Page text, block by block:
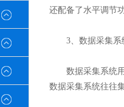
还配备了水平调节
3、数据采集系
数据采集系统用
数据采集系统往往